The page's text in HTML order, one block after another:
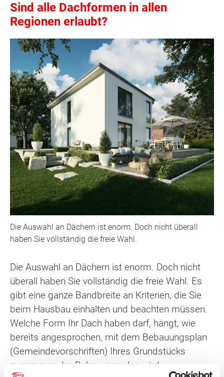
Sind alle Dachformen in allen
Regionen erlaubt?
Die Auswahl an Dächern ist enorm. Doch nicht überall
haben Sie vollständig die freie Wahl.
Die Auswahl an Dächern ist enorm. Doch nicht
überall haben Sie vollständig die freie Wahl. Es
gibt eine ganze Bandbreite an Kriterien, die Sie
beim Hausbau einhalten und beachten müssen.
Welche Form Ihr Dach haben darf, hängt, wie
bereits angesprochen, mit dem Bebauungsplan
(Gemeindevorschriften) Ihres Grundstücks
zusammen. Im Bebauungsplan wird